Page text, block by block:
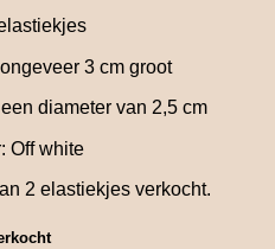
3 cm groot
diameter van 2,5 cm
Off white
2 elastiekjes verkocht.